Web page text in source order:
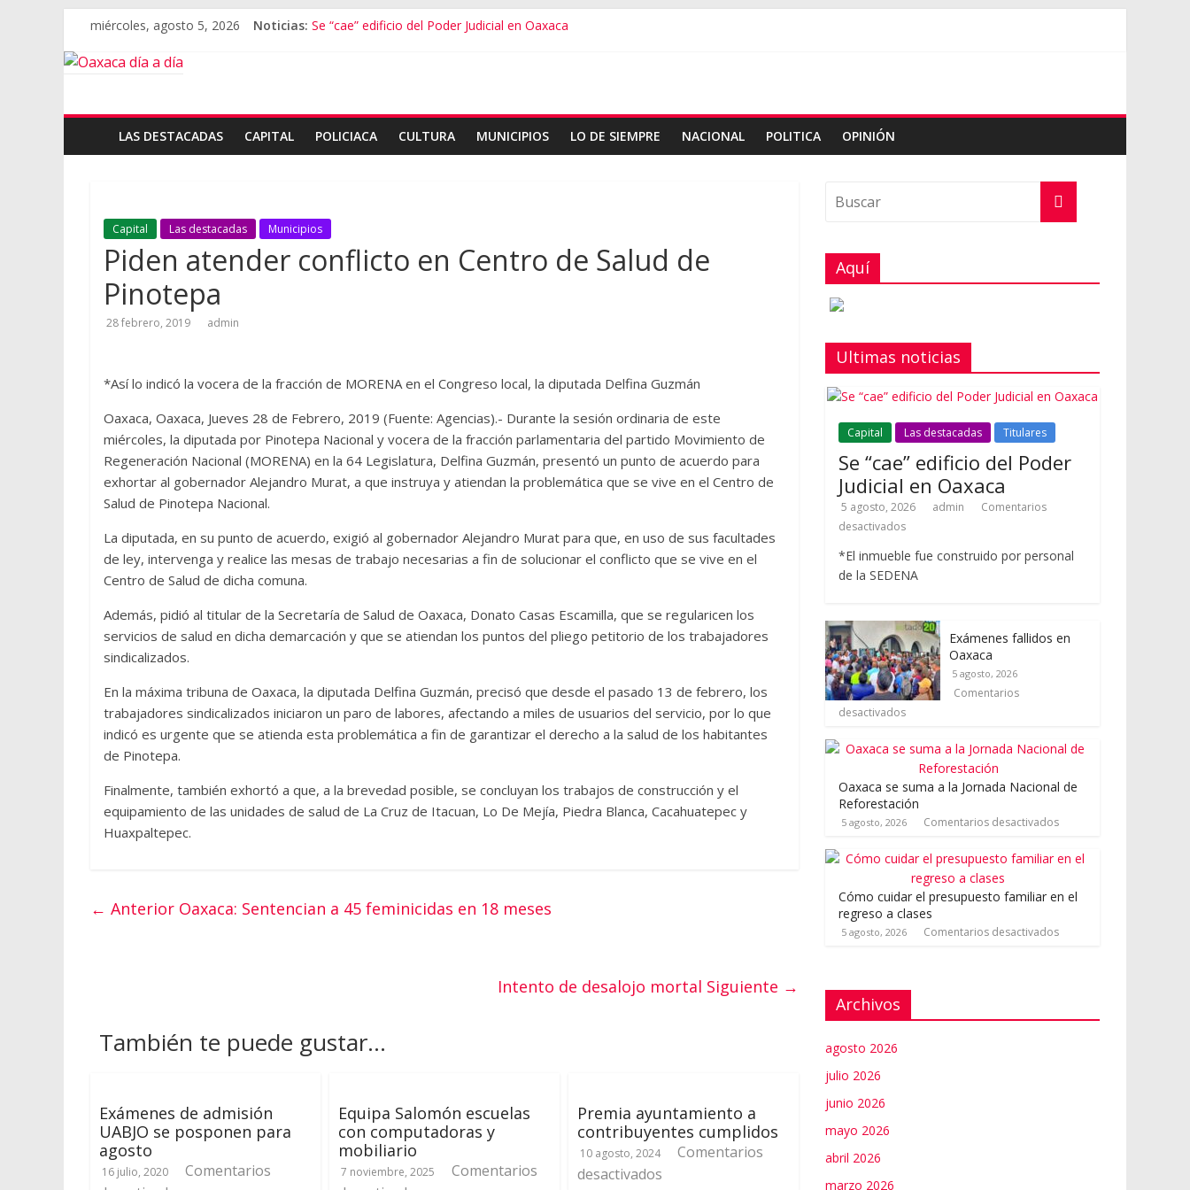
miércoles, agosto 5, 2026 Noticias: Se “cae” edificio del Poder Judicial en Oaxaca
LAS DESTACADAS
CAPITAL POLICIACA CULTURA MUNICIPIOS LO DE SIEMPRE NACIONAL POLITICA OPINIÓN
Capital Las destacadas Municipios
Piden atender conflicto en Centro de Salud de
Pinotepa
28 febrero, 2019 admin
*Así lo indicó la vocera de la fracción de MORENA en el Congreso local, la diputada Delfina Guzmán
Oaxaca, Oaxaca, Jueves 28 de Febrero, 2019 (Fuente: Agencias).- Durante la sesión ordinaria de este
miércoles, la diputada por Pinotepa Nacional y vocera de la fracción parlamentaria del partido Movimiento de
Regeneración Nacional (MORENA) en la 64 Legislatura, Delfina Guzmán, presentó un punto de acuerdo para
exhortar al gobernador Alejandro Murat, a que instruya y atiendan la problemática que se vive en el Centro de
Salud de Pinotepa Nacional.
La diputada, en su punto de acuerdo, exigió al gobernador Alejandro Murat para que, en uso de sus facultades
de ley, intervenga y realice las mesas de trabajo necesarias a fin de solucionar el conflicto que se vive en el
Centro de Salud de dicha comuna.
Además, pidió al titular de la Secretaría de Salud de Oaxaca, Donato Casas Escamilla, que se regularicen los
servicios de salud en dicha demarcación y que se atiendan los puntos del pliego petitorio de los trabajadores
sindicalizados.
En la máxima tribuna de Oaxaca, la diputada Delfina Guzmán, precisó que desde el pasado 13 de febrero, los
trabajadores sindicalizados iniciaron un paro de labores, afectando a miles de usuarios del servicio, por lo que
indicó es urgente que se atienda esta problemática a fin de garantizar el derecho a la salud de los habitantes
de Pinotepa.
Finalmente, también exhortó a que, a la brevedad posible, se concluyan los trabajos de construcción y el
equipamiento de las unidades de salud de La Cruz de Itacuan, Lo De Mejía, Piedra Blanca, Cacahuatepec y
Huaxpaltepec.
← Anterior Oaxaca: Sentencian a 45 feminicidas en 18 meses
Intento de desalojo mortal Siguiente →
También te puede gustar...
Exámenes de admisión
UABJO se posponen para
agosto
16 julio, 2020
Comentarios
Equipa Salomón escuelas
con computadoras y
mobiliario
7 noviembre, 2025
Comentarios
Premia ayuntamiento a
contribuyentes cumplidos
10 agosto, 2024
Comentarios
desactivados
Aquí
Ultimas noticias
Capital Las destacadas Titulares
Se “cae” edificio del Poder
Judicial en Oaxaca
5 agosto, 2026 admin
Comentarios
desactivados
*El inmueble fue construido por personal
de la SEDENA
Exámenes fallidos en
Oaxaca
5 agosto, 2026
Comentarios
desactivados
Oaxaca se suma a la Jornada Nacional de
Reforestación
5 agosto, 2026 Comentarios desactivados
Cómo cuidar el presupuesto familiar en el
regreso a clases
5 agosto, 2026 Comentarios desactivados
Archivos
agosto 2026
julio 2026
junio 2026
mayo 2026
abril 2026
marzo 2026